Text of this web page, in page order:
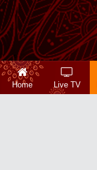
Home Live TV